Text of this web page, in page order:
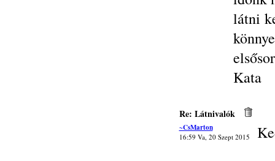
látni
Kata
Re: Látnivalók
~CsMarton
16:59 Va, 20 Szept 2015